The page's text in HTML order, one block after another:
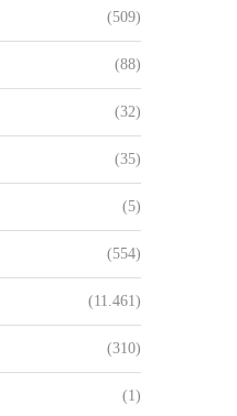
(509)
(88)
(32)
(35)
(5)
(554)
(11.461)
(310)
(1)